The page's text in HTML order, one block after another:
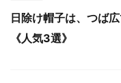
日除け帽子は、つば
《人気3選》